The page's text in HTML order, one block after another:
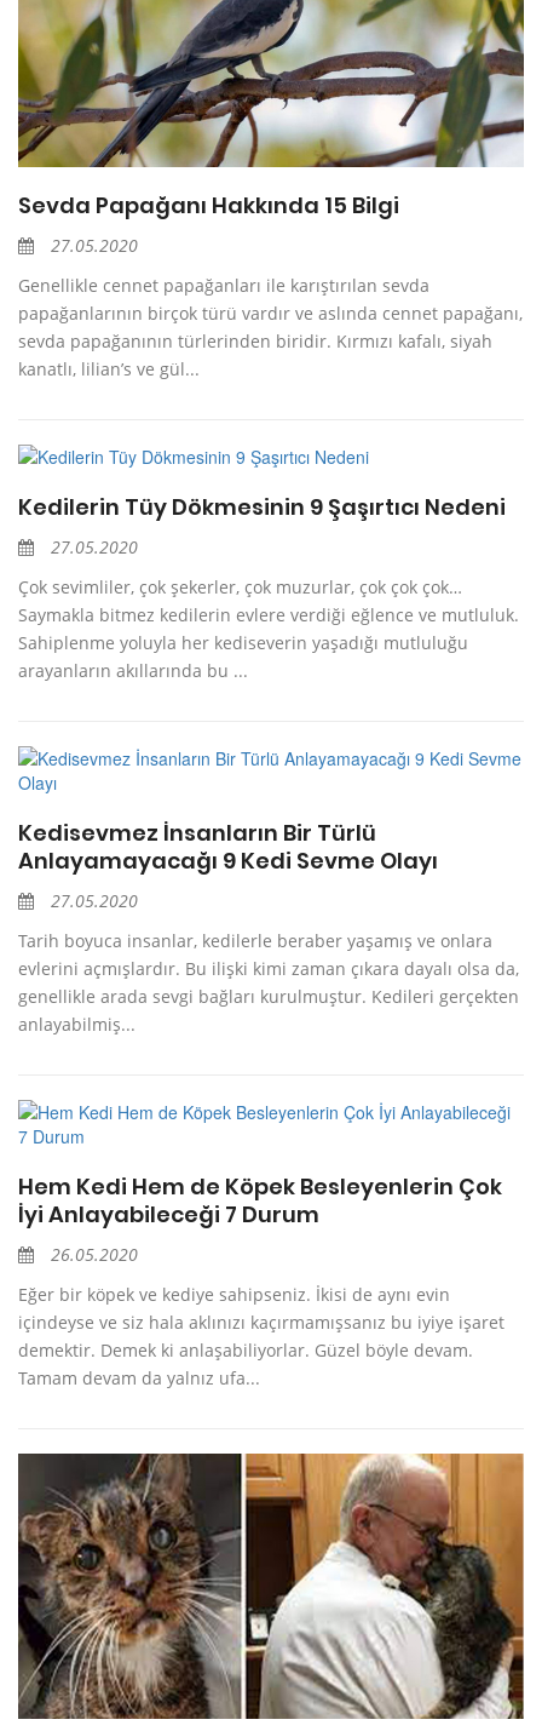
Sevda Papağanı Hakkında 15 Bilgi
27.05.2020
Genellikle cennet papağanları ile karıştırılan sevda
papağanlarının birçok türü vardır ve aslında cennet papağanı,
sevda papağanının türlerinden biridir. Kırmızı kafalı, siyah
kanatlı, lilian’s ve gül...
Kedilerin Tüy Dökmesinin 9 Şaşırtıcı Nedeni
27.05.2020
Çok sevimliler, çok şekerler, çok muzurlar, çok çok çok…
Saymakla bitmez kedilerin evlere verdiği eğlence ve mutluluk.
Sahiplenme yoluyla her kediseverin yaşadığı mutluluğu
arayanların akıllarında bu ...
Kedisevmez İnsanların Bir Türlü
Anlayamayacağı 9 Kedi Sevme Olayı
27.05.2020
Tarih boyuca insanlar, kedilerle beraber yaşamış ve onlara
evlerini açmışlardır. Bu ilişki kimi zaman çıkara dayalı olsa da,
genellikle arada sevgi bağları kurulmuştur. Kedileri gerçekten
anlayabilmiş...
Hem Kedi Hem de Köpek Besleyenlerin Çok
İyi Anlayabileceği 7 Durum
26.05.2020
Eğer bir köpek ve kediye sahipseniz. İkisi de aynı evin
içindeyse ve siz hala aklınızı kaçırmamışsanız bu iyiye işaret
demektir. Demek ki anlaşabiliyorlar. Güzel böyle devam.
Tamam devam da yalnız ufa...